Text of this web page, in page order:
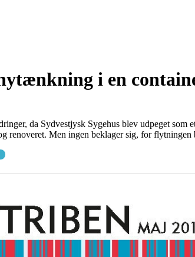
i en
da Sydvestjysk Sygehus blev udpeget
renoveret. Men ingen beklager sig, for